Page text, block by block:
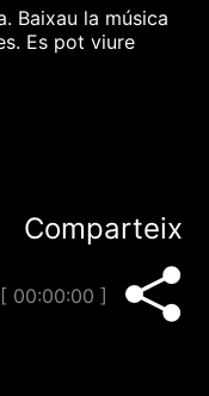
Baixau la música
Es pot viure
Comparteix
00:00:00 ]